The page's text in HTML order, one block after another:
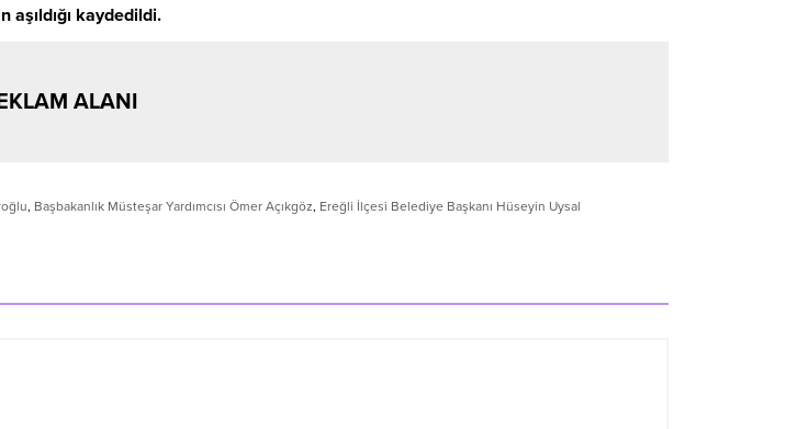
kaydedildi.
ALANI
, Başbakanlık Müsteşar Yardımcısı Ömer Açıkgöz, Ereğli İlçesi Belediye Başkanı Hüseyin Uysal